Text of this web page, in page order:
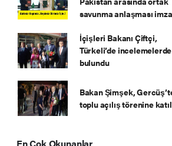
savunma anlaşması
İçişleri Bakanı Çiftçi,
Türkeli’de incelemelerde
bulundu
Bakan Şimşek,
toplu açılış törenine